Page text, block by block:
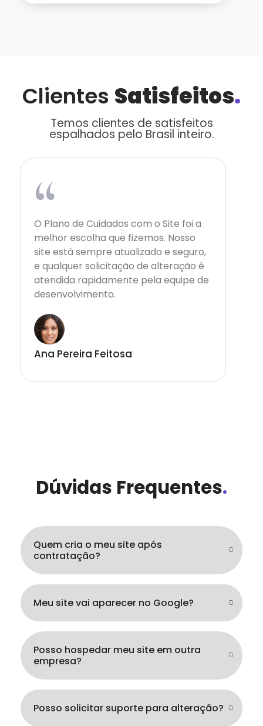
Clientes Satisfeitos.
Temos clientes de satisfeitos
espalhados pelo Brasil inteiro.
“
O Plano de Cuidados com o Site foi a
melhor escolha que fizemos. Nosso
site está sempre atualizado e seguro,
e qualquer solicitação de alteração é
atendida rapidamente pela equipe de
desenvolvimento.
Ana Pereira Feitosa
Dúvidas Frequentes.
Quem cria o meu site após
contratação?
Meu site vai aparecer no Google?
Posso hospedar meu site em outra
empresa?
Posso solicitar suporte para alteração?